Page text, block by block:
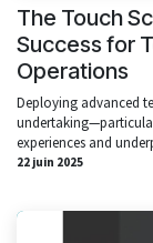
The Touch
Success for
Operations
Deploying advanced
experiences and
22 juin 2025